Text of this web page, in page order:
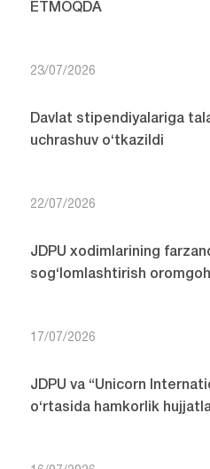
ETMOQDA
23/07/2026
Davlat stipendiyalariga
uchrashuv o‘tkazildi
22/07/2026
JDPU xodimlarining
sog‘lomlashtirish
17/07/2026
JDPU va “Unicorn
o‘rtasida hamkorlik